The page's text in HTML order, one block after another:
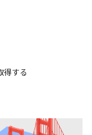
得する